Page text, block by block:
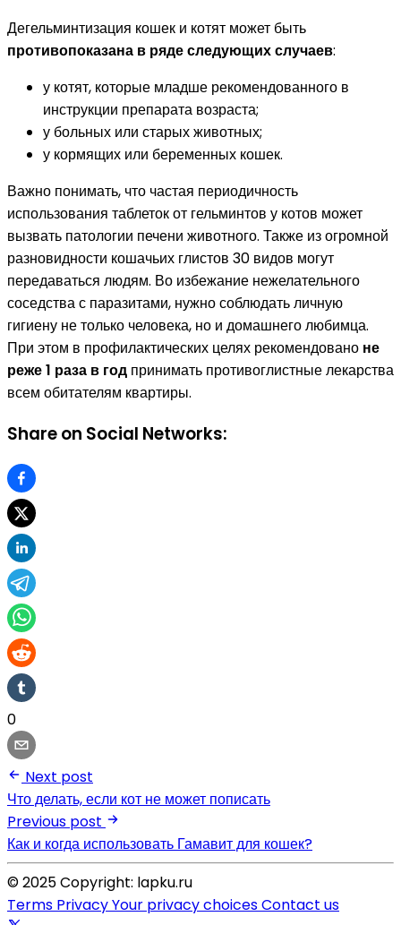
Дегельминтизация кошек и котят может быть
противопоказана в ряде следующих случаев:
у котят, которые младше рекомендованного в
инструкции препарата возраста;
у больных или старых животных;
у кормящих или беременных кошек.
Важно понимать, что частая периодичность
использования таблеток от гельминтов у котов может
вызвать патологии печени животного. Также из огромной
разновидности кошачьих глистов 30 видов могут
передаваться людям. Во избежание нежелательного
соседства с паразитами, нужно соблюдать личную
гигиену не только человека, но и домашнего любимца.
При этом в профилактических целях рекомендовано не
реже 1 раза в год принимать противоглистные лекарства
всем обитателям квартиры.
Share on Social Networks:
0
Next post
Что делать, если кот не может пописать
Previous post
Как и когда использовать Гамавит для кошек?
© 2025 Copyright: lapku.ru
Terms PrivacyYour privacy choicesContact us